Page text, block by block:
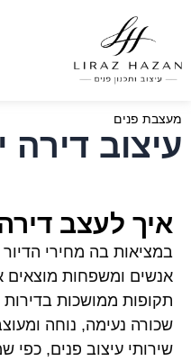
מעצבת פנים
עיצוב דירה
איך לעצב
במציאות בה מחירי
אנשים ומשפחות
תקופות ממושכות בדירות
שכורה נעימה, נוחה
שירותי עיצוב פנים,